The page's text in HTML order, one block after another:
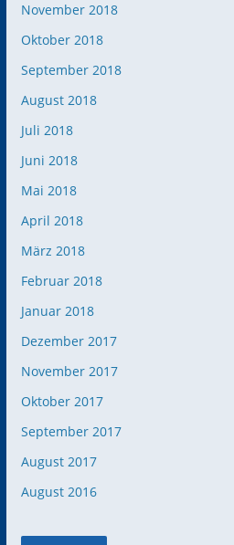
November 2018
Oktober 2018
September 2018
August 2018
Juli 2018
Juni 2018
Mai 2018
April 2018
März 2018
Februar 2018
Januar 2018
Dezember 2017
November 2017
Oktober 2017
September 2017
August 2017
August 2016